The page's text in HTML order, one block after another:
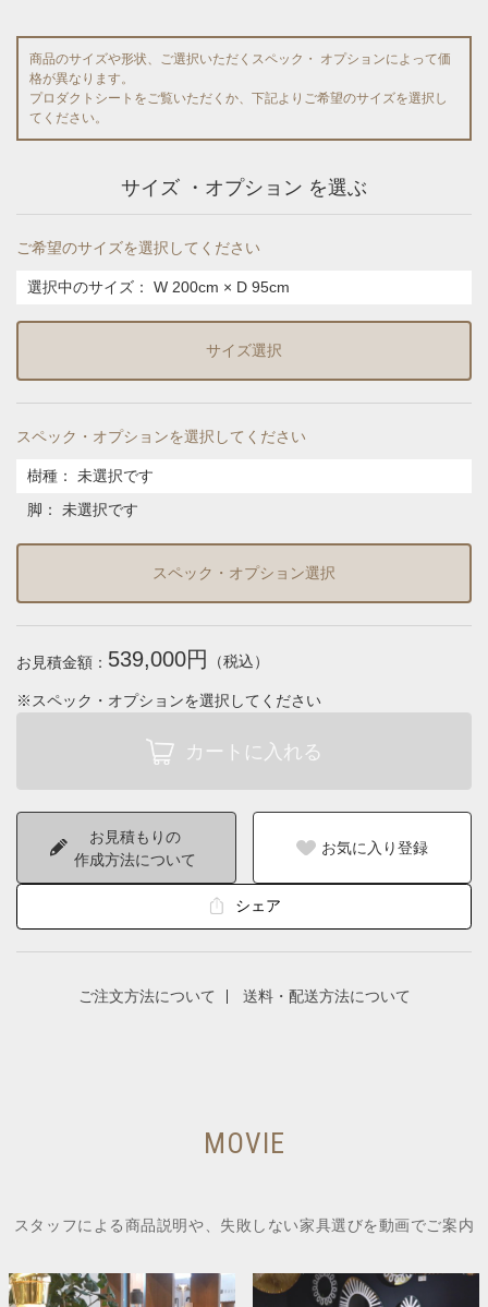
商品のサイズや形状、ご選択いただくスペック・ オプションによって価
格が異なります。
プロダクトシートをご覧いただくか、下記よりご希望のサイズを選択し
てください。
サイズ ・オプション を選ぶ
ご希望のサイズを選択してください
選択中のサイズ： W 200cm × D 95cm
サイズ選択
スペック・オプションを選択してください
樹種 ：
未選択です
脚 ： 未選択です
スペック・オプション選択
お見積金額： 539,000円 （税込）
※スペック・オプションを選択してください
お見積もりの
作成方法について
お気に入り登録
シェア
ご注文方法について 送料・配送方法について
MOVIE
スタッフによる商品説明や、失敗しない家具選びを動画でご案内